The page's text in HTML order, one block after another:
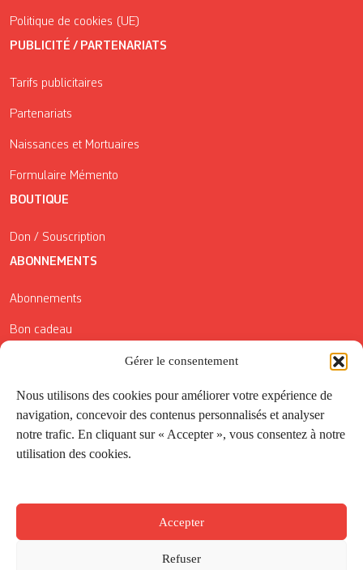
Gérer le consentement
Nous utilisons des cookies pour améliorer votre expérience de
navigation, concevoir des contenus personnalisés et analyser
notre trafic. En cliquant sur « Accepter », vous consentez à notre
utilisation des cookies.
Accepter
Refuser
Politique de cookies (UE)
PUBLICITÉ / PARTENARIATS
Tarifs publicitaires
Partenariats
Naissances et Mortuaires
Formulaire Mémento
BOUTIQUE
Don / Souscription
ABONNEMENTS
Abonnements
Bon cadeau
Conditions générales de vente
Réductions de la Carte Côté Courrier
Application